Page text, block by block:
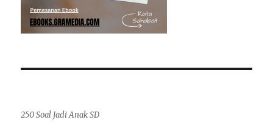
250 Soal Jadi Anak SD